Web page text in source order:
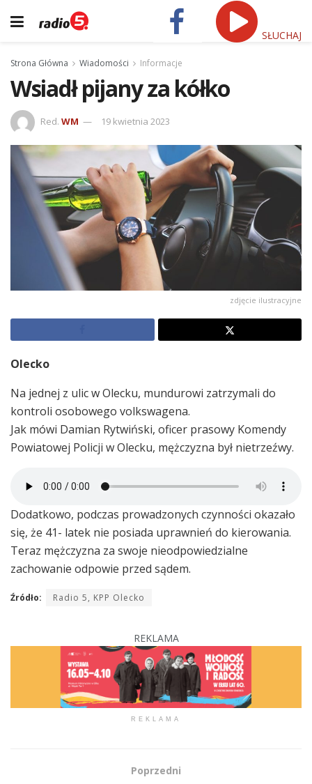
SŁUCHAJ
Strona Główna Wiadomości Informacje
Wsiadł pijany za kółko
Red. WM 19 kwietnia 2023
zdjęcie ilustracyjne
Olecko
Na jednej z ulic w Olecku, mundurowi zatrzymali do
kontroli osobowego volkswagena.
Jak mówi Damian Rytwiński, oficer prasowy Komendy
Powiatowej Policji w Olecku, mężczyzna był nietrzeźwy.
Dodatkowo, podczas prowadzonych czynności okazało
się, że 41- latek nie posiada uprawnień do kierowania.
Teraz mężczyzna za swoje nieodpowiedzialne
zachowanie odpowie przed sądem.
Źródło: Radio 5, KPP Olecko
REKLAMA
REKLAMA
Poprzedni